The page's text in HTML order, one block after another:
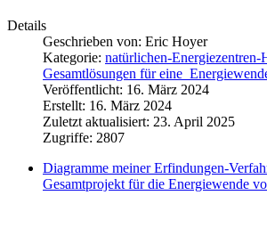
Details
Geschrieben von: Eric Hoyer
Kategorie: natürlichen-
Gesamtlösungen für eine
Veröffentlicht: 16. März 2024
Erstellt: 16. März 2024
Zuletzt aktualisiert: 23. April 2025
Zugriffe: 2807
Diagramme meiner Erfindungen-
Gesamtprojekt für die Energiewende